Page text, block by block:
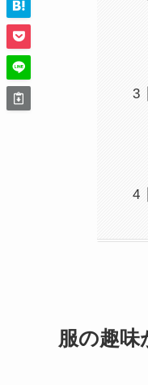
服の趣